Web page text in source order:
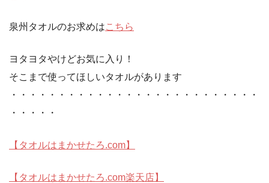
泉州タオルのお求めはこちら
ヨタヨタやけどお気に入り！
そこまで使ってほしいタオルがあります
・・・・・・・・・・・・・・・・・・・・・・・・・・
・・・・・
【タオルはまかせたろ.com】
【タオルはまかせたろ.com楽天店】